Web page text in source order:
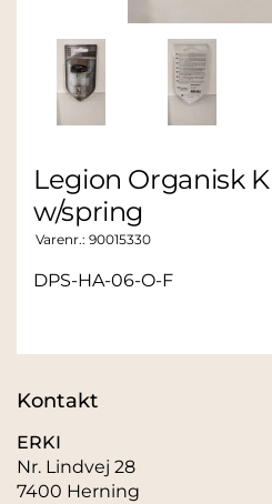
Legion Organisk
w/spring
Varenr.: 90015330
DPS-HA-06-O-F
Kontakt
ERKI
Nr. Lindvej 28
7400 Herning